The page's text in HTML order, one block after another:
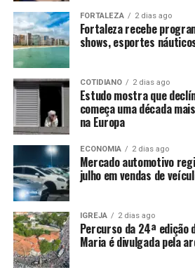
FORTALEZA 2 dias ago
Fortaleza recebe
shows, esportes
COTIDIANO 2 dias ago
Estudo mostra que
começa uma década
na Europa
ECONOMIA 2 dias ago
Mercado automotivo
julho em vendas de
IGREJA 2 dias ago
Percurso da 24ª edição
Maria é divulgada pela